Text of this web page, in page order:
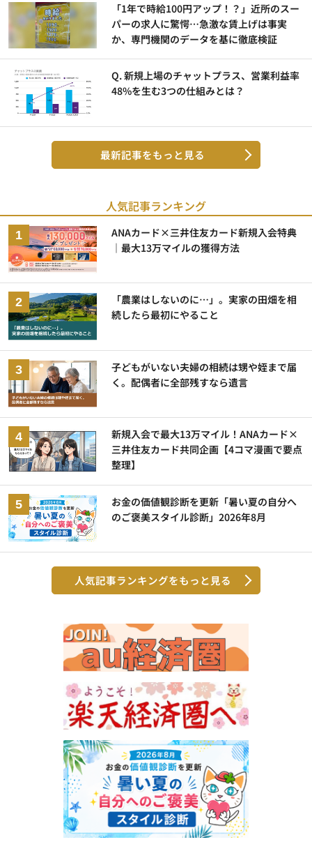
「1年で時給100円アップ！？」近所のスー
パーの求人に驚愕…急激な賃上げは事実
か、専門機関のデータを基に徹底検証
Q. 新規上場のチャットプラス、営業利益率
48%を生む3つの仕組みとは？
最新記事をもっと見る
人気記事ランキング
ANAカード×三井住友カード新規入会特典
｜最大13万マイルの獲得方法
「農業はしないのに…」。実家の田畑を相
続したら最初にやること
子どもがいない夫婦の相続は甥や姪まで届
く。配偶者に全部残すなら遺言
新規入会で最大13万マイル！ANAカード×
三井住友カード共同企画【4コマ漫画で要点
整理】
お金の価値観診断を更新「暑い夏の自分へ
のご褒美スタイル診断」2026年8月
人気記事ランキングをもっと見る